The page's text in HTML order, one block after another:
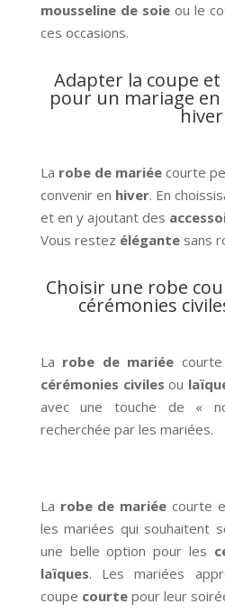
mousseline de soieou le
ces occasions.
Adapter la coupe et
pour un mariage
hiver
La robe de mariéecourte
convenir en hiver. En
et en y ajoutant des
Vous restez élégantesans
Choisir une robe
cérémonies
La robe de mariée
cérémonies civiles ou
avec une touche de «
recherchée par les mariées.
La robe de mariée courte
les mariées qui souhaitent
une belle option pour les
laïques. Les mariées
coupe courtepour leur